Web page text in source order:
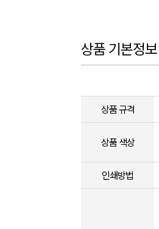
상품 기본정보
상품 규격
상품 색상
인쇄방법